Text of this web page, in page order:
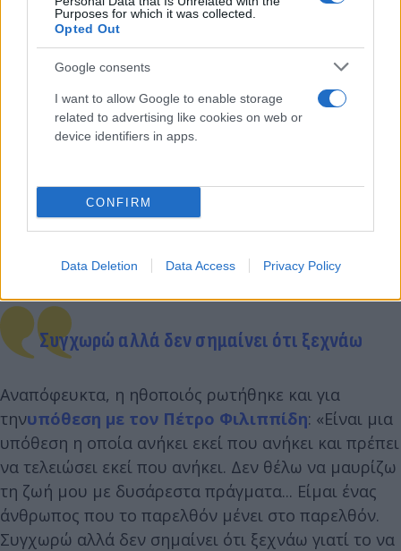
Purposes for which it was collected.
Opted Out
Google consents
I want to allow Google to enable storage
related to advertising like cookies on web or
device identifiers in apps.
CONFIRM
Data Deletion Data Access Privacy Policy
Συγχωρώ αλλά δεν σημαίνει ότι ξεχνάω
Αναπόφευκτα, η ηθοποιός ρωτήθηκε και για
τηνυπόθεση με τον Πέτρο Φιλιππίδη: «Είναι μια
υπόθεση η οποία ανήκει εκεί που ανήκει και πρέπει
να τελειώσει εκεί που ανήκει. Δεν θέλω να μαυρίζω
τη ζωή μου με δυσάρεστα πράγματα... Είμαι ένας
άνθρωπος που το παρελθόν μένει στο παρελθόν.
Συγχωρώ αλλά δεν σημαίνει ότι ξεχνάω γιατί το να